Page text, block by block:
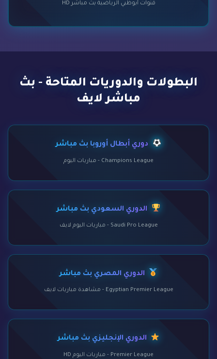
قنوات أبوظبي الرياضية بث مباشر HD
البطولات والدوريات المتاحة - بث
مباشر لايف
دوري أبطال أوروبا بث مباشر
Champions League - مباريات اليوم
الدوري السعودي بث مباشر
Saudi Pro League - مباريات اليوم لايف
الدوري المصري بث مباشر
Egyptian Premier League - مشاهدة مباريات لايف
الدوري الإنجليزي بث مباشر
Premier League - مباريات اليوم HD